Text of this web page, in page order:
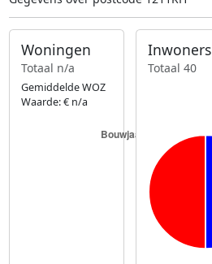
Woningen
Totaal n/a
Gemiddelde WOZ
Waarde: € n/a
Inwoners
Totaal 40